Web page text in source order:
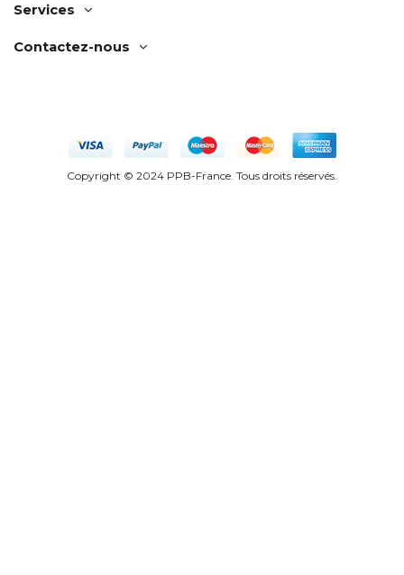
Services
Contactez-nous
Copyright © 2024 PPB-France. Tous droits réservés.